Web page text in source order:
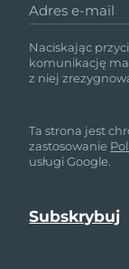
Adres e-mail
Naciskając
komunikację
z niej
Ta strona jest
zastosowanie
usługi Google.